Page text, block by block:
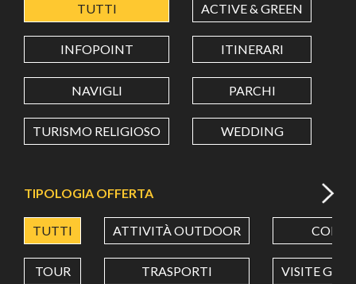
LATITUDINE
LONGITUDINE
Value in decimal degrees. Use dot (.) as decimal separator.
TUTTI ACTIVE & GREEN
INFOPOINT ITINERARI
NAVIGLI PARCHI
TURISMO RELIGIOSO WEDDING
TIPOLOGIA OFFERTA
TUTTI ATTIVITÀ OUTDOOR CORSI
TOUR TRASPORTI VISITE